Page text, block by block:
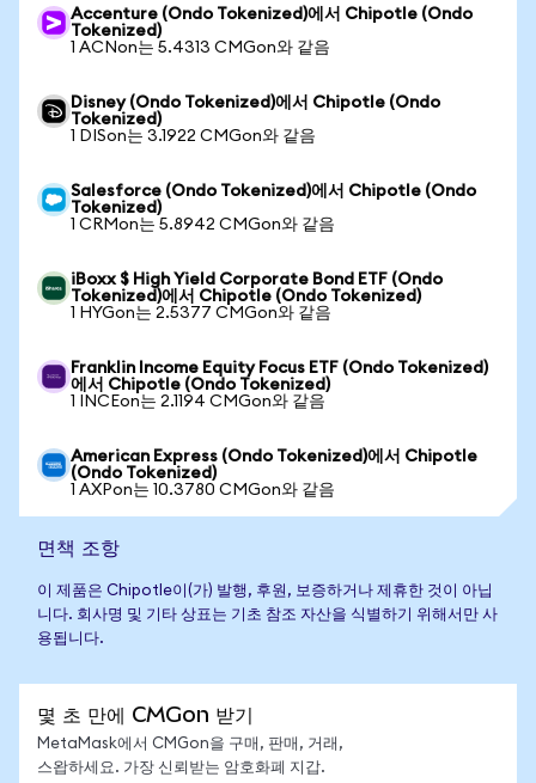
Accenture (Ondo Tokenized)에서 Chipotle (Ondo
Tokenized)
1 ACNon는 5.4313 CMGon와 같음
Disney (Ondo Tokenized)에서 Chipotle (Ondo
Tokenized)
1 DISon는 3.1922 CMGon와 같음
Salesforce (Ondo Tokenized)에서 Chipotle (Ondo
Tokenized)
1 CRMon는 5.8942 CMGon와 같음
iBoxx $ High Yield Corporate Bond ETF (Ondo
Tokenized)에서 Chipotle (Ondo Tokenized)
1 HYGon는 2.5377 CMGon와 같음
Franklin Income Equity Focus ETF (Ondo Tokenized)
에서 Chipotle (Ondo Tokenized)
1 INCEon는 2.1194 CMGon와 같음
American Express (Ondo Tokenized)에서 Chipotle
(Ondo Tokenized)
1 AXPon는 10.3780 CMGon와 같음
면책 조항
이 제품은 Chipotle이(가) 발행, 후원, 보증하거나 제휴한 것이 아닙
니다. 회사명 및 기타 상표는 기초 참조 자산을 식별하기 위해서만 사
용됩니다.
몇 초 만에 CMGon 받기
MetaMask에서 CMGon을 구매, 판매, 거래,
스왑하세요. 가장 신뢰받는 암호화폐 지갑.